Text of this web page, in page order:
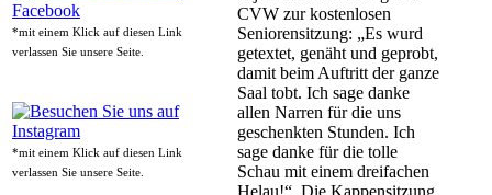
*mit einem Klick auf diesen Link
verlassen Sie unsere Seite.
*mit einem Klick auf diesen Link
verlassen Sie unsere Seite.
CVW zur kostenlosen
Seniorensitzung: „Es wurd
getextet, genäht und geprobt,
damit beim Auftritt der ganze
Saal tobt. Ich sage danke
allen Narren für die uns
geschenkten Stunden. Ich
sage danke für die tolle
Schau mit einem dreifachen